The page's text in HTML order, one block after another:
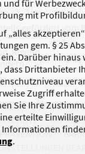
für
mit
„alles
gem. § 25
ein. Darüber
dass Drittanbieter
Zugriff
Sie Ihre
erteilte
.
gefördert vom
Jugend